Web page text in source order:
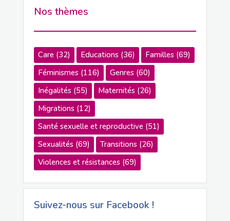
Nos thèmes
Care(32) Educations(36) Familles(69)
Féminismes(116) Genres(60)
Inégalités(55) Maternités(26)
Migrations(12)
Santé sexuelle et reproductive(51)
Sexualités(69) Transitions(26)
Violences et résistances(69)
Suivez-nous sur Facebook !